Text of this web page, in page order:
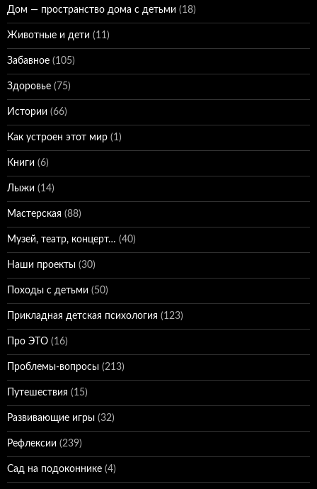
Дом — пространство дома с детьми (18)
Животные и дети (11)
Забавное (105)
Здоровье (75)
Истории (66)
Как устроен этот мир (1)
Книги (6)
Лыжи (14)
Мастерская (88)
Музей, театр, концерт… (40)
Наши проекты (30)
Походы с детьми (50)
Прикладная детская психология (123)
Про ЭТО (16)
Проблемы-вопросы (213)
Путешествия (15)
Развивающие игры (32)
Рефлексии (239)
Сад на подоконнике (4)